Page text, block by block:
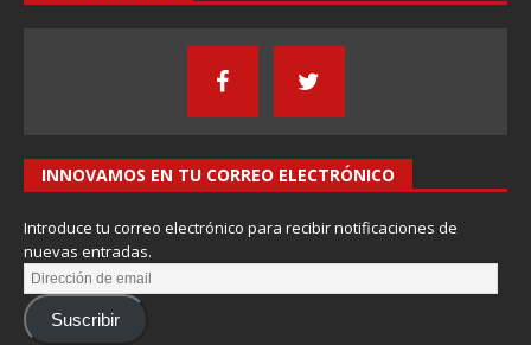
INNOVAMOS EN TU CORREO ELECTRÓNICO
Introduce tu correo electrónico para recibir notificaciones de
nuevas entradas.
Suscribir